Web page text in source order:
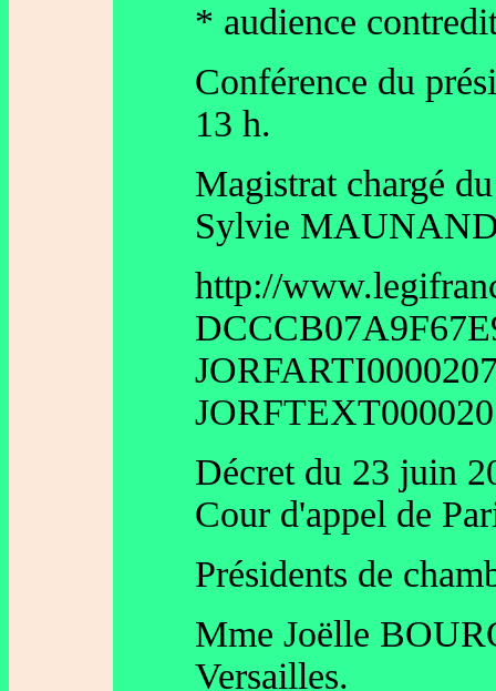
* audience
Conférence du
13 h.
Magistrat chargé
Sylvie MAUNAND
http://
Décret du 23 juin
Cour d'appel de
Présidents de
Mme Joëlle
Versailles.